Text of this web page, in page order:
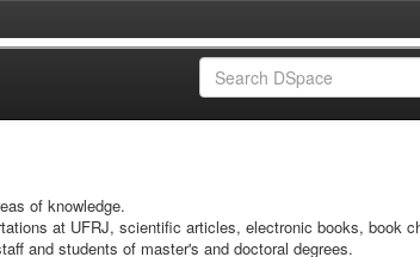
of knowledge.
at UFRJ, scientific articles, electronic books, book
and students of master's and doctoral degrees.